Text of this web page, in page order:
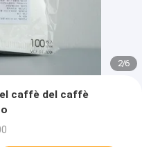
2/6
caffè del caffè